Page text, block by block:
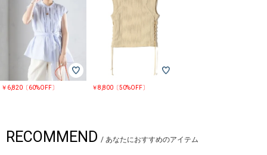
￥6,820〔60%OFF〕 ￥8,800〔50%OFF〕
RECOMMEND / あなたにおすすめのアイテム